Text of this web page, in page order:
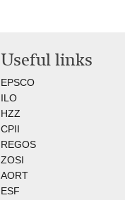
Useful links
EPSCO
ILO
HZZ
CPII
REGOS
ZOSI
AORT
ESF